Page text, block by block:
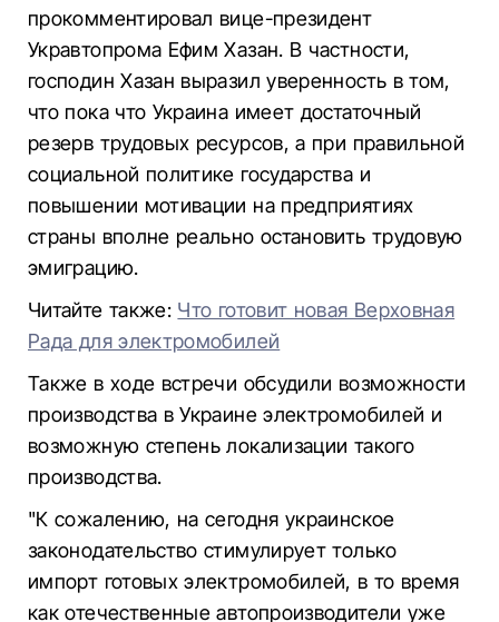
прокомментировал вице-президент
Укравтопрома Ефим Хазан. В частности,
господин Хазан выразил уверенность в том,
что пока что Украина имеет достаточный
резерв трудовых ресурсов, а при правильной
социальной политике государства и
повышении мотивации на предприятиях
страны вполне реально остановить трудовую
эмиграцию.
Читайте также: Что готовит новая Верховная
Рада для электромобилей
Также в ходе встречи обсудили возможности
производства в Украине электромобилей и
возможную степень локализации такого
производства.
"К сожалению, на сегодня украинское
законодательство стимулирует только
импорт готовых электромобилей, в то время
как отечественные автопроизводители уже